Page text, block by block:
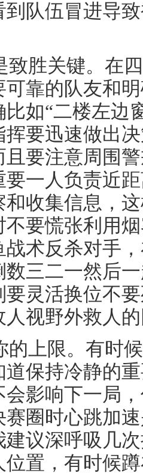
到队伍冒进导
致胜关键。在
可靠的队友和
如“二楼左边
挥要迅速做出
且要注意周围
要一人负责近
和收集信息，
不要慌张利用
战术反杀对手
数三二一然后
要灵活换位不
人视野外救人
的上限。有时
道保持冷静的
会影响下一局
赛圈时心跳加
建议深呼吸几
位置，有时候